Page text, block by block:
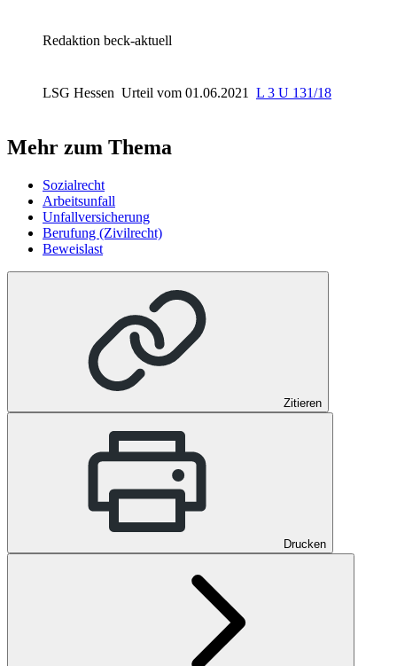
Redaktion beck-aktuell
LSG Hessen Urteil vom 01.06.2021 L 3 U 131/18
Mehr zum Thema
Sozialrecht
Arbeitsunfall
Unfallversicherung
Berufung (Zivilrecht)
Beweislast
Zitieren
Drucken